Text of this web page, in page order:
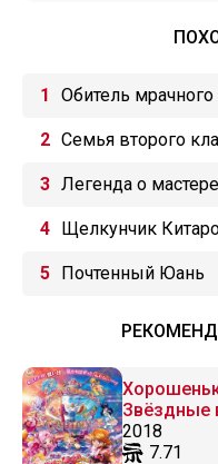
Обитель
Семья второго
Легенда о мастере
Щелкунчик
Почтенный Юань
Звёздные
2018
7.71